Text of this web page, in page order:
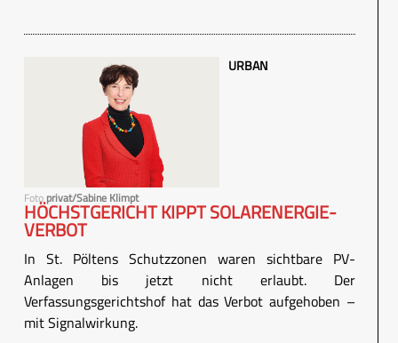
Foto privat/Sabine Klimpt
URBAN
HÖCHSTGERICHT KIPPT SOLARENERGIE-
VERBOT
In St. Pöltens Schutzzonen waren sichtbare PV-
Anlagen bis jetzt nicht erlaubt. Der
Verfassungsgerichtshof hat das Verbot aufgehoben –
mit Signalwirkung.